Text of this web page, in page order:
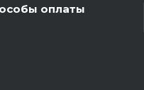
оплаты